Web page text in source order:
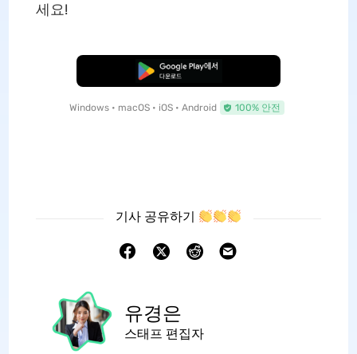
세요!
무료로 다운로드
Windows • macOS • iOS • Android 100% 안전
기사 공유하기
유경은
스태프 편집자